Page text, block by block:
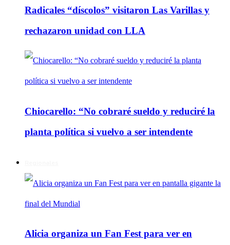
Radicales “díscolos” visitaron Las Varillas y
rechazaron unidad con LLA
Chiocarello: “No cobraré sueldo y reduciré la
planta política si vuelvo a ser intendente
Alicia organiza un Fan Fest para ver en